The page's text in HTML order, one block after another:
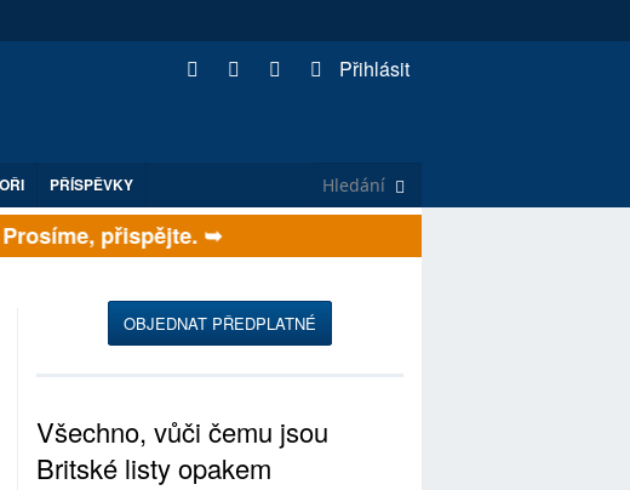
Přihlásit
PŘÍSPĚVKY
přispějte. ➥
OBJEDNAT PŘEDPLATNÉ
Všechno, vůči čemu jsou
Britské listy opakem